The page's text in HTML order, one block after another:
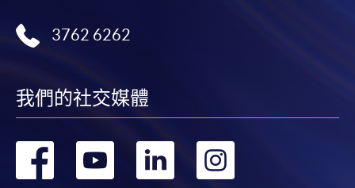
3762 6262
我們的社交媒體
轉 轉 轉 轉